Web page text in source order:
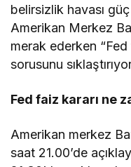
belirsizlik havası güç
Amerikan Merkez
merak ederken
sorusunu
Fed faiz kararı ne
Amerikan merkez
saat 21.00’de